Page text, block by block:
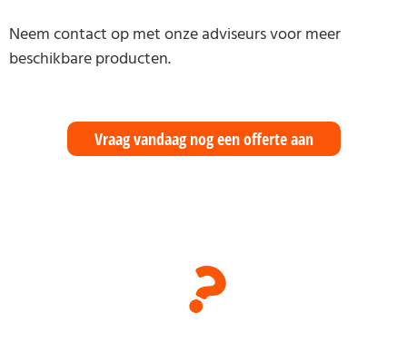
Neem contact op met onze adviseurs voor meer
beschikbare producten.
Vraag vandaag nog een offerte aan